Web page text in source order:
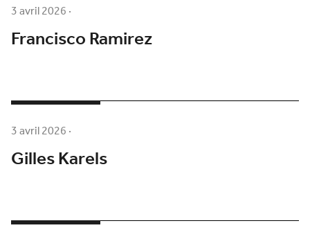
3 avril 2026·
Francisco Ramirez
3 avril 2026·
Gilles Karels